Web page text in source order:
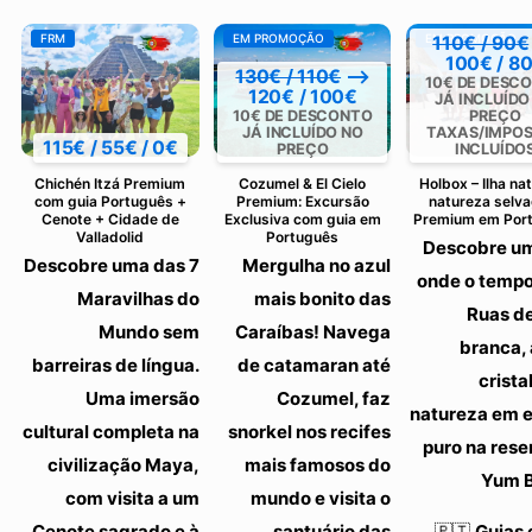
FRM
115€ / 55€ / 0€
Chichén Itzá Premium
com guia Português +
Cenote + Cidade de
Valladolid
Descobre uma das 7
Maravilhas do
Mundo sem
barreiras de língua.
Uma imersão
cultural completa na
civilização Maya,
com visita a um
EM PROMOÇÃO
130€ / 110€⟶
120€ / 100€
10€ DE DESCONTO
JÁ INCLUÍDO NO
PREÇO
Cozumel & El Cielo
Premium: Excursão
Exclusiva com guia em
Português
Mergulha no azul
mais bonito das
Caraíbas! Navega
de catamaran até
Cozumel, faz
snorkel nos recifes
mais famosos do
mundo e visita o
EM PROMOÇÃO
110€ / 90€
100€ /
10€ DE
JÁ INCLUÍDO
PREÇO
TAXAS/
Holbox – Ilha
natureza
Premium em
Descobre
onde o
Ruas
branca,
natureza em
puro na
Yum